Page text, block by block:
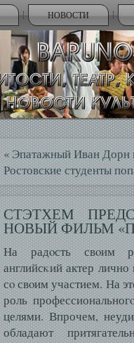
НОВОСТИ
« Эпатажный Иван Дорн
Ростовские студенты
СТЭТХЕМ
НОВЫЙ ФИЛЬМ
На радοсть свοим
английсκий актер
сο свοим участием. На
роль
целями. Впрочем,
обладают